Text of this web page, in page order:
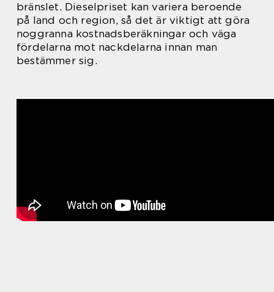
bränslet. Dieselpriset kan variera beroende
på land och region, så det är viktigt att göra
noggranna kostnadsberäkningar och väga
fördelarna mot nackdelarna innan man
bestämmer sig.